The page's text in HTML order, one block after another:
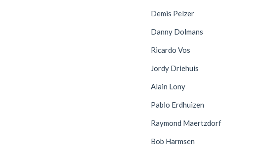
Demis Pelzer
Danny Dolmans
Ricardo Vos
Jordy Driehuis
Alain Lony
Pablo Erdhuizen
Raymond Maertzdorf
Bob Harmsen